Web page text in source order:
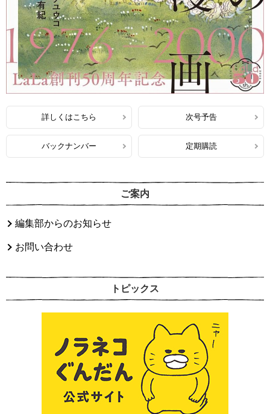
詳しくはこちら 次号予告
バックナンバー 定期購読
ご案内
編集部からのお知らせ
お問い合わせ
トピックス